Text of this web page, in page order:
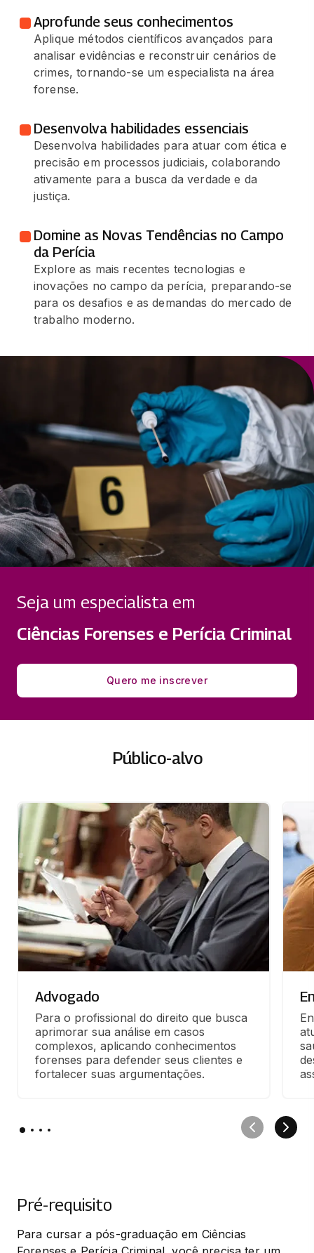
Aprofunde seus conhecimentos
Aplique métodos científicos avançados para
analisar evidências e reconstruir cenários de
crimes, tornando-se um especialista na área
forense.
Desenvolva habilidades essenciais
Desenvolva habilidades para atuar com ética e
precisão em processos judiciais, colaborando
ativamente para a busca da verdade e da
justiça.
Domine as Novas Tendências no Campo
da Perícia
Explore as mais recentes tecnologias e
inovações no campo da perícia, preparando-se
para os desafios e as demandas do mercado de
trabalho moderno.
Seja um especialista em
Ciências Forenses e Perícia Criminal
Quero me inscrever
Público-alvo
Advogado
Para o profissional do direito que busca
aprimorar sua análise em casos
complexos, aplicando conhecimentos
forenses para defender seus clientes e
fortalecer suas argumentações.
Pré-requisito
Para cursar a pós-graduação em Ciências